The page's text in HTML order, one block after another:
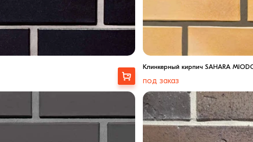
Купити
Клинкерный кирпич SAHARA
под заказ